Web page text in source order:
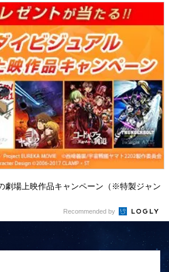
劇場上映作品キャンペーン（※特製ジャン
Recommended by